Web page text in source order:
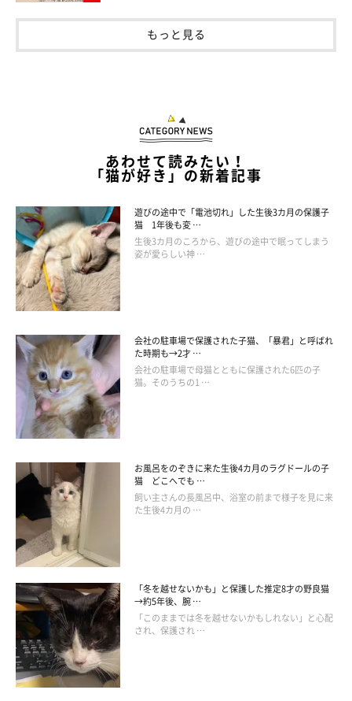
もっと見る
あわせて読みたい！
「猫が好き」の新着記事
遊びの途中で「電池切れ」した生後3カ月の保護子
猫 1年後も変 …
生後3カ月のころから、遊びの途中で眠ってしまう
姿が愛らしい神 …
会社の駐車場で保護された子猫、「暴君」と呼ばれ
た時期も→2才 …
会社の駐車場で母猫とともに保護された6匹の子
猫。そのうちの1 …
お風呂をのぞきに来た生後4カ月のラグドールの子
猫 どこへでも …
飼い主さんの長風呂中、浴室の前まで様子を見に来
た生後4カ月の …
「冬を越せないかも」と保護した推定8才の野良猫
→約5年後、腕 …
「このままでは冬を越せないかもしれない」と心配
され、保護され …